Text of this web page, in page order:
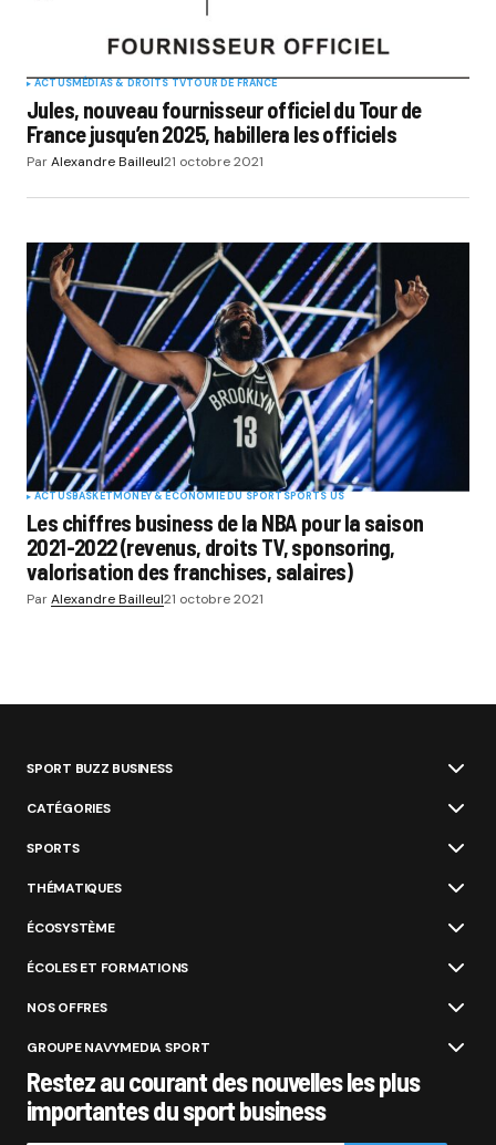
ACTUSMÉDIAS & DROITS TVTOUR DE FRANCE
Jules, nouveau fournisseur officiel du Tour de
France jusqu’en 2025, habillera les officiels
ParAlexandre Bailleul21 octobre 2021
ACTUSBASKETMONEY & ÉCONOMIE DU SPORTSPORTS US
Les chiffres business de la NBA pour la saison
2021-2022 (revenus, droits TV, sponsoring,
valorisation des franchises, salaires)
ParAlexandre Bailleul21 octobre 2021
SPORT BUZZ BUSINESS
CATÉGORIES
SPORTS
THÉMATIQUES
ÉCOSYSTÈME
ÉCOLES ET FORMATIONS
NOS OFFRES
GROUPE NAVYMEDIA SPORT
Restez au courant des nouvelles les plus
importantes du sport business